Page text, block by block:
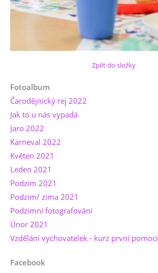
Zpět do složky
Fotoalbum
Čarodějnický rej 2022
Jak to u nás vypadá
Jaro 2022
Karneval 2022
Květen 2021
Leden 2021
Podzim 2021
Podzim/ zima 2021
Podzimní fotografování
Únor 2021
Vzdělání vychovatelek - kurz první pomoci
Facebook